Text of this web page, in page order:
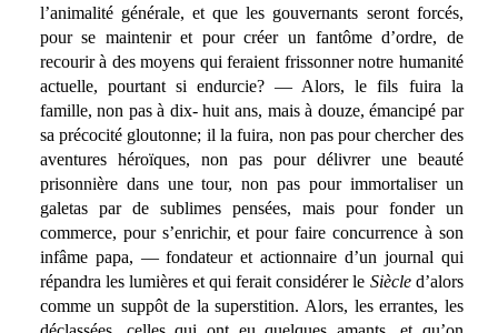
l’animalité générale, et que les gouvernants seront forcés,
pour se maintenir et pour créer un fantôme d’ordre, de
recourir à des moyens qui feraient frissonner notre humanité
actuelle, pourtant si endurcie? — Alors, le fils fuira la
famille, non pas à dix- huit ans, mais à douze, émancipé par
sa précocité gloutonne; il la fuira, non pas pour chercher des
aventures héroïques, non pas pour délivrer une beauté
prisonnière dans une tour, non pas pour immortaliser un
galetas par de sublimes pensées, mais pour fonder un
commerce, pour s’enrichir, et pour faire concurrence à son
infâme papa, — fondateur et actionnaire d’un journal qui
répandra les lumières et qui ferait considérer le Siècled’alors
comme un suppôt de la superstition. Alors, les errantes, les